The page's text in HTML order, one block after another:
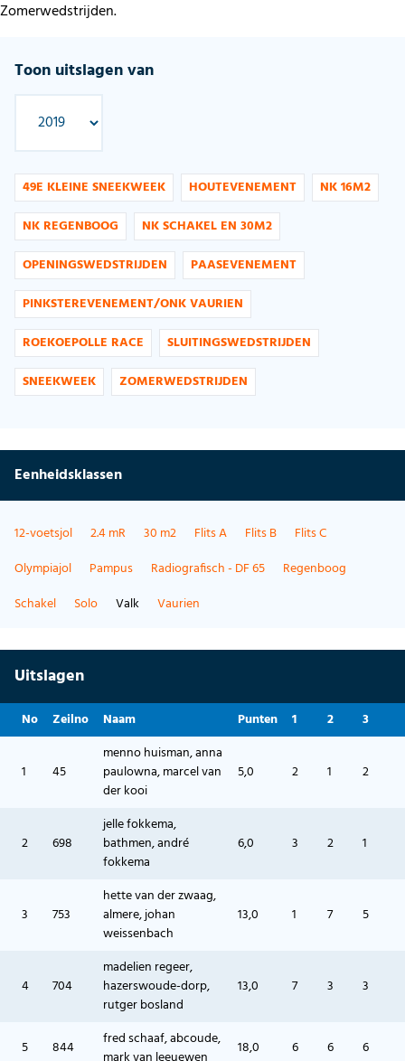
Zomerwedstrijden.
Toon uitslagen van
49E KLEINE SNEEKWEEK HOUTEVENEMENT
NK 16M2
NK REGENBOOG
NK SCHAKEL EN 30M2
OPENINGSWEDSTRIJDEN
PAASEVENEMENT
PINKSTEREVENEMENT/ONK VAURIEN
ROEKOEPOLLE RACE
SLUITINGSWEDSTRIJDEN
SNEEKWEEK
ZOMERWEDSTRIJDEN
Eenheidsklassen
12-voetsjol 2.4 mR 30 m2 Flits A Flits B
Flits C
Olympiajol
Pampus Radiografisch - DF 65
Regenboog
Schakel
Solo Valk Vaurien
Uitslagen
No Zeilno Naam Punten 1 2 3
1 45
menno huisman, anna
paulowna, marcel van
der kooi
5,0 2 1 2
2 698
jelle fokkema,
bathmen, andré
fokkema
6,0 3 2 1
3 753
hette van der zwaag,
almere, johan
weissenbach
13,0 1 7 5
4 704
madelien regeer,
hazerswoude-dorp,
rutger bosland
13,0 7 3 3
5 844
fred schaaf, abcoude,
18,0 6 6 6